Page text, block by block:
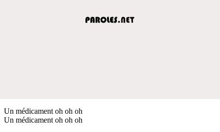
Un médicament oh oh oh
Un médicament oh oh oh